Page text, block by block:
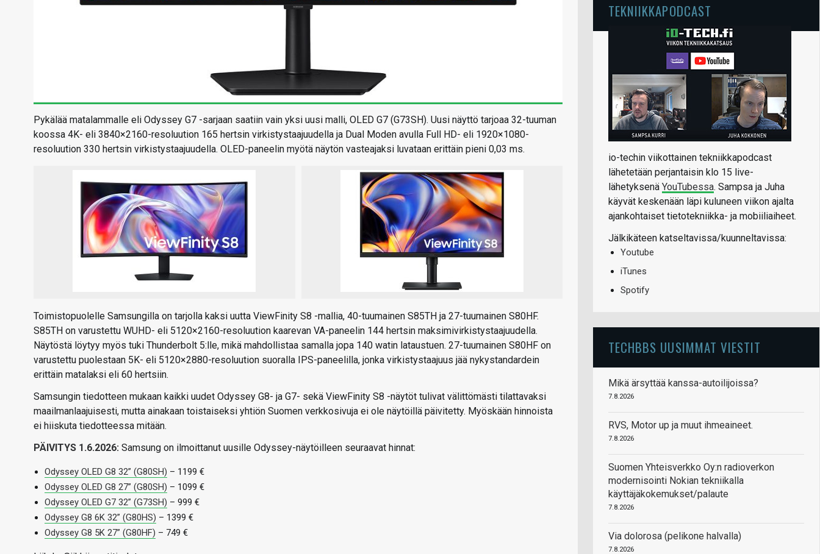
Pykälää matalammalle eli Odyssey G7 -sarjaan saatiin vain yksi uusi malli, OLED G7 (G73SH). Uusi näyttö tarjoaa 32-tuuman
koossa 4K- eli 3840×2160-resoluution 165 hertsin virkistystaajuudella ja Dual Moden avulla Full HD- eli 1920×1080-
resoluution 330 hertsin virkistystaajuudella. OLED-paneelin myötä näytön vasteajaksi luvataan erittäin pieni 0,03 ms.
Toimistopuolelle Samsungilla on tarjolla kaksi uutta ViewFinity S8 -mallia, 40-tuumainen S85TH ja 27-tuumainen S80HF.
S85TH on varustettu WUHD- eli 5120×2160-resoluution kaarevan VA-paneelin 144 hertsin maksimivirkistystaajuudella.
Näytöstä löytyy myös tuki Thunderbolt 5:lle, mikä mahdollistaa samalla jopa 140 watin lataustuen. 27-tuumainen S80HF on
varustettu puolestaan 5K- eli 5120×2880-resoluution suoralla IPS-paneelilla, jonka virkistystaajuus jää nykystandardein
erittäin matalaksi eli 60 hertsiin.
Samsungin tiedotteen mukaan kaikki uudet Odyssey G8- ja G7- sekä ViewFinity S8 -näytöt tulivat välittömästi tilattavaksi
maailmanlaajuisesti, mutta ainakaan toistaiseksi yhtiön Suomen verkkosivuja ei ole näytöillä päivitetty. Myöskään hinnoista
ei hiiskuta tiedotteessa mitään.
PÄIVITYS 1.6.2026: Samsung on ilmoittanut uusille Odyssey-näytöilleen seuraavat hinnat:
Odyssey OLED G8 32” (G80SH) – 1199 €
Odyssey OLED G8 27” (G80SH) – 1099 €
Odyssey OLED G7 32” (G73SH) – 999 €
Odyssey G8 6K 32” (G80HS) – 1399 €
Odyssey G8 5K 27” (G80HF) – 749 €
TEKNIIKKAPODCAST
io-techin viikottainen tekniikkapodcast
lähetetään perjantaisin klo 15 live-
lähetyksenä YouTubessa. Sampsa ja Juha
käyvät keskenään läpi kuluneen viikon ajalta
ajankohtaiset tietotekniikka- ja mobiiliaiheet.
Jälkikäteen katseltavissa/kuunneltavissa:
Youtube
iTunes
Spotify
TECHBBS UUSIMMAT VIESTIT
Mikä ärsyttää kanssa-autoilijoissa?
7.8.2026
RVS, Motor up ja muut ihmeaineet.
7.8.2026
Suomen Yhteisverkko Oy:n radioverkon
modernisointi Nokian tekniikalla
käyttäjäkokemukset/palaute
7.8.2026
Via dolorosa (pelikone halvalla)
7.8.2026